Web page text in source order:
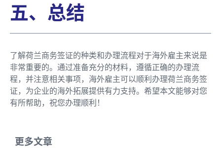
五、总结
了解荷兰商务签证的种类和办理流程对于海外雇主来说是
非常重要的。通过准备充分的材料，遵循正确的办理流
程，并注意相关事项，海外雇主可以顺利办理荷兰商务签
证，为企业的海外拓展提供有力支持。希望本文能够对您
有所帮助，祝您办理顺利！
更多文章